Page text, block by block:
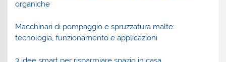
organiche
Macchinari di pompaggio e spruzzatura malte:
tecnologia, funzionamento e applicazioni